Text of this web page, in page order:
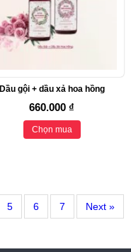
Dầu gội + dầu xả hoa hồng
660.000 ₫
Chọn mua
5 6 7 Next »